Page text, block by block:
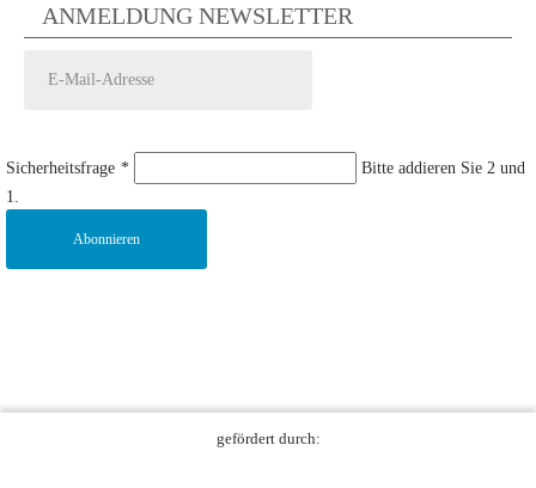
ANMELDUNG NEWSLETTER
Sicherheitsfrage *
Bitte addieren Sie 2 und
1.
Abonnieren
gefördert durch: